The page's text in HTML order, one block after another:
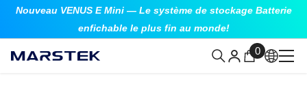
ALLER AU CONTENU
Nouveau VENUS E Mini — Le système de stockage Batterie
enfichable le plus fin au monde!
0
0
article